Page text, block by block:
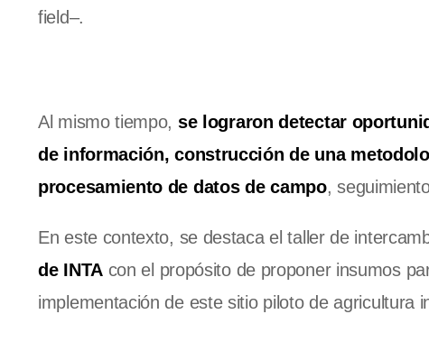
field–.
Al mismo tiempo, se lograron detectar
de información, construcción de una
procesamiento de datos de campo,
En este contexto, se destaca el taller de
de INTAcon el propósito de proponer insumos
implementación de este sitio piloto de agricultura